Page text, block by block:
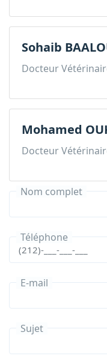
Sohaib
Docteur
Mohamed
Docteur
Nom complet
Téléphone
E-mail
Sujet